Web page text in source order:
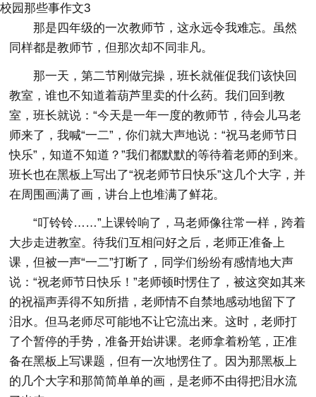
校园那些事作文3
那是四年级的一次教师节，这永远令我难忘。虽然
同样都是教师节，但那次却不同非凡。
那一天，第二节刚做完操，班长就催促我们该快回
教室，谁也不知道着葫芦里卖的什么药。我们回到教
室，班长就说：“今天是一年一度的教师节，待会儿马老
师来了，我喊“一二”，你们就大声地说：“祝马老师节日
快乐”，知道不知道？”我们都默默的等待着老师的到来。
班长也在黑板上写出了“祝老师节日快乐”这几个大字，并
在周围画满了画，讲台上也堆满了鲜花。
“叮铃铃……”上课铃响了，马老师像往常一样，跨着
大步走进教室。待我们互相问好之后，老师正准备上
课，但被一声“一二”打断了，同学们纷纷有感情地大声
说：“祝老师节日快乐！”老师顿时愣住了，被这突如其来
的祝福声弄得不知所措，老师情不自禁地感动地留下了
泪水。但马老师尽可能地不让它流出来。这时，老师打
了个暂停的手势，准备开始讲课。老师拿着粉笔，正准
备在黑板上写课题，但有一次地愣住了。因为那黑板上
的几个大字和那简简单单的画，是老师不由得把泪水流